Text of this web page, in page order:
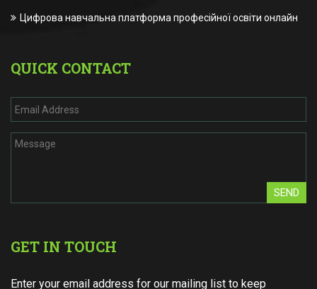
Цифрова навчальна платформа професійної освіти онлайн
QUICK CONTACT
SEND
GET IN TOUCH
Enter your email address for our mailing list to keep